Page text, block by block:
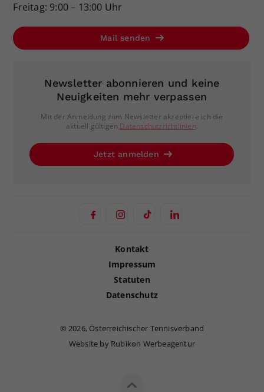
Freitag: 9:00 – 13:00 Uhr
Mail senden
Newsletter abonnieren und keine
Neuigkeiten mehr verpassen
Mit der Anmeldung zum Newsletter akzeptiere ich die
aktuell gültigen Datenschutzrichtlinien.
Jetzt anmelden
Kontakt
Impressum
Statuten
Datenschutz
©2026, Österreichischer Tennisverband
Website by Rubikon Werbeagentur